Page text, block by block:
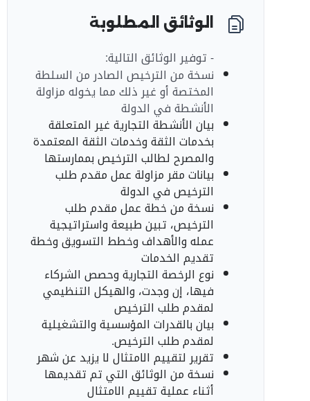
الوثائق المطلوبة
- توفير الوثائق التالية:
نسخة من الترخيص الصادر من السلطة
المختصة أو غير ذلك مما يخوله مزاولة
الأنشطة في الدولة
بيان الأنشطة التجارية غير المتعلقة
بخدمات الثقة وخدمات الثقة المعتمدة
والمصرح لطالب الترخيص بممارستها
بيانات مقر مزاولة عمل مقدم طلب
الترخيص في الدولة
نسخة من خطة عمل مقدم طلب
الترخيص، تبين طبيعة واستراتيجية
عمله والأهداف وخطط التسويق وخطة
تقديم الخدمات
نوع الرخصة التجارية وحصص الشركاء
فيها، إن وجدت، والهيكل التنظيمي
لمقدم طلب الترخيص
بيان بالقدرات المؤسسية والتشغيلية
لمقدم طلب الترخيص.
تقرير لتقييم الامتثال لا يزيد عن شهر
نسخة من الوثائق التي تم تقديمها
أثناء عملية تقييم الامتثال